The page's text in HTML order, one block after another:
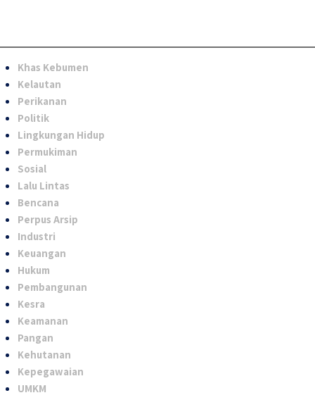
Khas Kebumen
Kelautan
Perikanan
Politik
Lingkungan Hidup
Permukiman
Sosial
Lalu Lintas
Bencana
Perpus Arsip
Industri
Keuangan
Hukum
Pembangunan
Kesra
Keamanan
Pangan
Kehutanan
Kepegawaian
UMKM